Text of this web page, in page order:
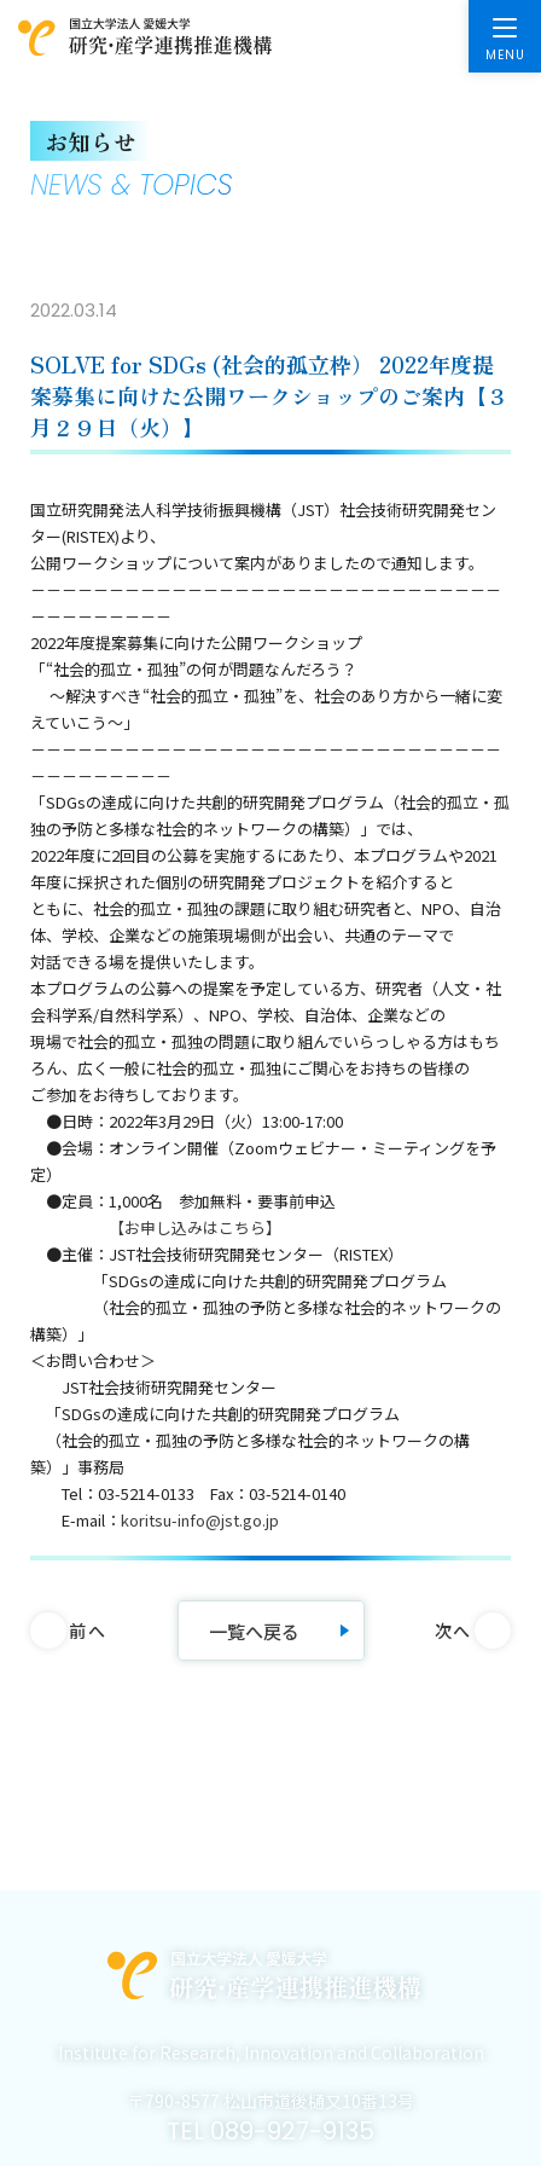
お知らせ
NEWS & TOPICS
2022.03.14
SOLVE for SDGs (社会的孤立枠） 2022年度提
案募集に向けた公開ワークショップのご案内【３
月２９日（火）】
国立研究開発法人科学技術振興機構（JST）社会技術研究開発セン
ター(RISTEX)より、
公開ワークショップについて案内がありましたので通知します。
－－－－－－－－－－－－－－－－－－－－－－－－－－－－－－
－－－－－－－－－
2022年度提案募集に向けた公開ワークショップ
「“社会的孤立・孤独”の何が問題なんだろう？
～解決すべき“社会的孤立・孤独”を、社会のあり方から一緒に変
えていこう～」
－－－－－－－－－－－－－－－－－－－－－－－－－－－－－－
－－－－－－－－－
「SDGsの達成に向けた共創的研究開発プログラム（社会的孤立・孤
独の予防と多様な社会的ネットワークの構築）」では、
2022年度に2回目の公募を実施するにあたり、本プログラムや2021
年度に採択された個別の研究開発プロジェクトを紹介すると
ともに、社会的孤立・孤独の課題に取り組む研究者と、NPO、自治
体、学校、企業などの施策現場側が出会い、共通のテーマで
対話できる場を提供いたします。
本プログラムの公募への提案を予定している方、研究者（人文・社
会科学系/自然科学系）、NPO、学校、自治体、企業などの
現場で社会的孤立・孤独の問題に取り組んでいらっしゃる方はもち
ろん、広く一般に社会的孤立・孤独にご関心をお持ちの皆様の
ご参加をお待ちしております。
●日時：2022年3月29日（火）13:00-17:00
●会場：オンライン開催（Zoomウェビナー・ミーティングを予
定）
●定員：1,000名 参加無料・要事前申込
【お申し込みはこちら】
●主催：JST社会技術研究開発センター（RISTEX）
「SDGsの達成に向けた共創的研究開発プログラム
（社会的孤立・孤独の予防と多様な社会的ネットワークの
構築）」
＜お問い合わせ＞
JST社会技術研究開発センター
「SDGsの達成に向けた共創的研究開発プログラム
（社会的孤立・孤独の予防と多様な社会的ネットワークの構
築）」事務局
Tel：03-5214-0133 Fax：03-5214-0140
E-mail： koritsu-info@jst.go.jp
前へ 一覧へ戻る 次へ
Institute for Research,
Innovation and Collaboration
〒790-8577 松山市道後樋又10番13号
TEL 089-927-9135